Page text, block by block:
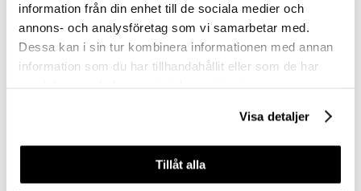
information från din enhet till de sociala medier och
annons- och analysföretag som vi samarbetar med.
Dessa kan i sin tur kombinera informationen med annan
information som du har tillhandahållit eller som de har
Visa detaljer
Tillåt alla